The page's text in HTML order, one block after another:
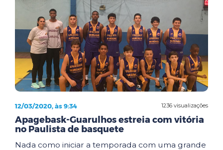
1236 visualizações
12/03/2020, às 9:34
Apagebask-Guarulhos estreia com vitória
no Paulista de basquete
Nada como iniciar a temporada com uma grande